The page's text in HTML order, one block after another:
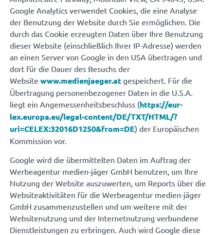
Google Analytics verwendet Cookies, die eine Analyse
der Benutzung der Website durch Sie ermöglichen. Die
durch das Cookie erzeugten Daten über Ihre Benutzung
dieser Website (einschließlich Ihrer IP-Adresse) werden
an einen Server von Google in den USA übertragen und
dort für die Dauer des Besuchs der
Website www.medienjaeger.at gespeichert. Für die
Übertragung personenbezogener Daten in die U.S.A.
liegt ein Angemessenheitsbeschluss (https://eur-
lex.europa.eu/legal-content/DE/TXT/HTML/?
uri=CELEX:32016D1250&from=DE) der Europäischen
Kommission vor.
Google wird die übermittelten Daten im Auftrag der
Werbeagentur medien-jäger GmbH benutzen, um Ihre
Nutzung der Website auszuwerten, um Reports über die
Websiteaktivitäten für die Werbeagentur medien-jäger
GmbH zusammenzustellen und um weitere mit der
Websitenutzung und der Internetnutzung verbundene
Dienstleistungen zu erbringen. Auch wird Google diese